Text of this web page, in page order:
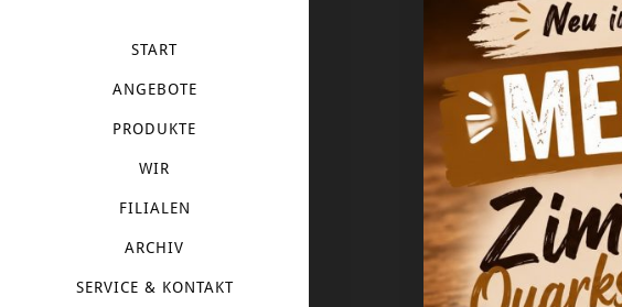
START
ANGEBOTE
PRODUKTE
WIR
FILIALEN
ARCHIV
SERVICE & KONTAKT